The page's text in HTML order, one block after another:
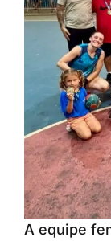
A equipe